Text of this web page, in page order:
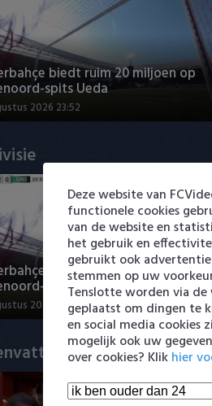
biedt ruim 20 miljoen op
spits Ueda
2026 23:52
biedt ruim 20 miljoen op
spits Ueda
2026 23:52
Eredivisie
Deze website van
functionele cookies
van de website en
het gebruik en
gebruikt ook
stemmen op uw
Tenslotte worden via de
geplaatst om dingen te
en social media cookies
mogelijk ook uw
over cookies? Klikhier